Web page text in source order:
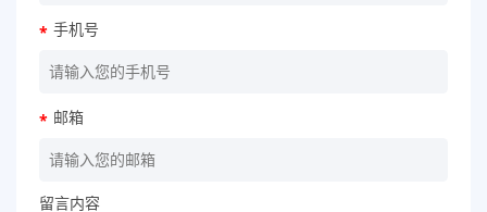
* 手机号
* 邮箱
留言内容